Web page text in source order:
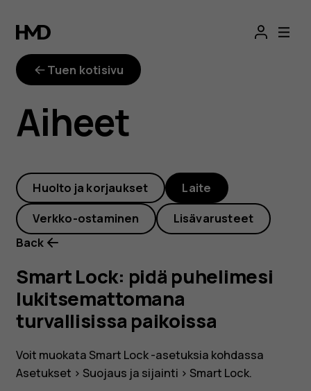
Smart
Lock:
pidä
puhelimesi
turvallisissa
paikoissa
Tuen kotisivu
Aiheet
Huolto ja korjaukset Laite
Verkko-ostaminen
Lisävarusteet
Back
Smart Lock: pidä puhelimesi
lukitsemattomana
turvallisissa paikoissa
Voit muokata Smart Lock -asetuksia kohdassa
Asetukset > Suojaus ja sijainti > Smart Lock.